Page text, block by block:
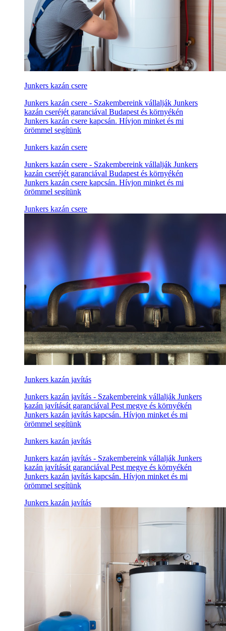
Junkers kazán csere
Junkers kazán csere - Szakembereink vállalják Junkers
kazán cseréjét garanciával Budapest és környékén
Junkers kazán csere kapcsán. Hívjon minket és mi
örömmel segítünk
Junkers kazán csere
Junkers kazán csere - Szakembereink vállalják Junkers
kazán cseréjét garanciával Budapest és környékén
Junkers kazán csere kapcsán. Hívjon minket és mi
örömmel segítünk
Junkers kazán csere
Junkers kazán javítás
Junkers kazán javítás - Szakembereink vállalják Junkers
kazán javítását garanciával Pest megye és környékén
Junkers kazán javítás kapcsán. Hívjon minket és mi
örömmel segítünk
Junkers kazán javítás
Junkers kazán javítás - Szakembereink vállalják Junkers
kazán javítását garanciával Pest megye és környékén
Junkers kazán javítás kapcsán. Hívjon minket és mi
örömmel segítünk
Junkers kazán javítás